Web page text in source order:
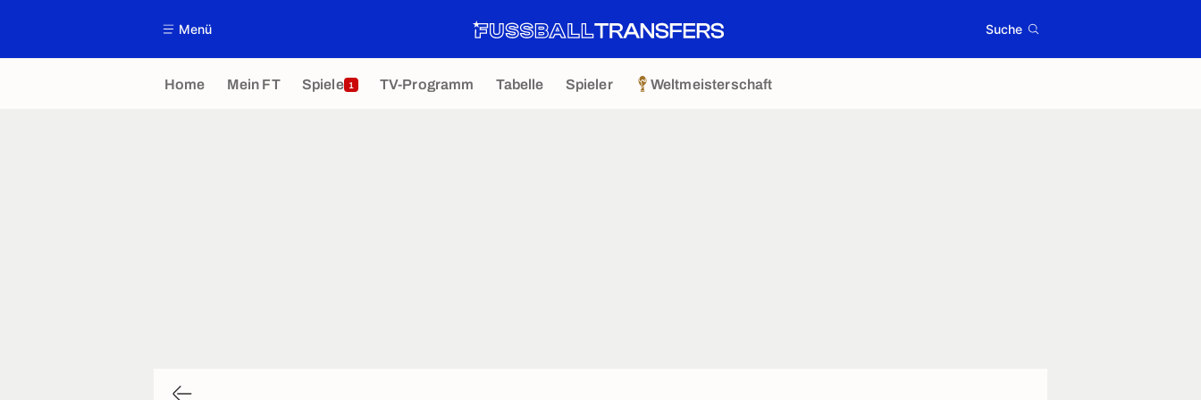
Menü Suche
Home Mein FT Spiele 1 TV-Programm Tabelle Spieler Weltmeisterschaft